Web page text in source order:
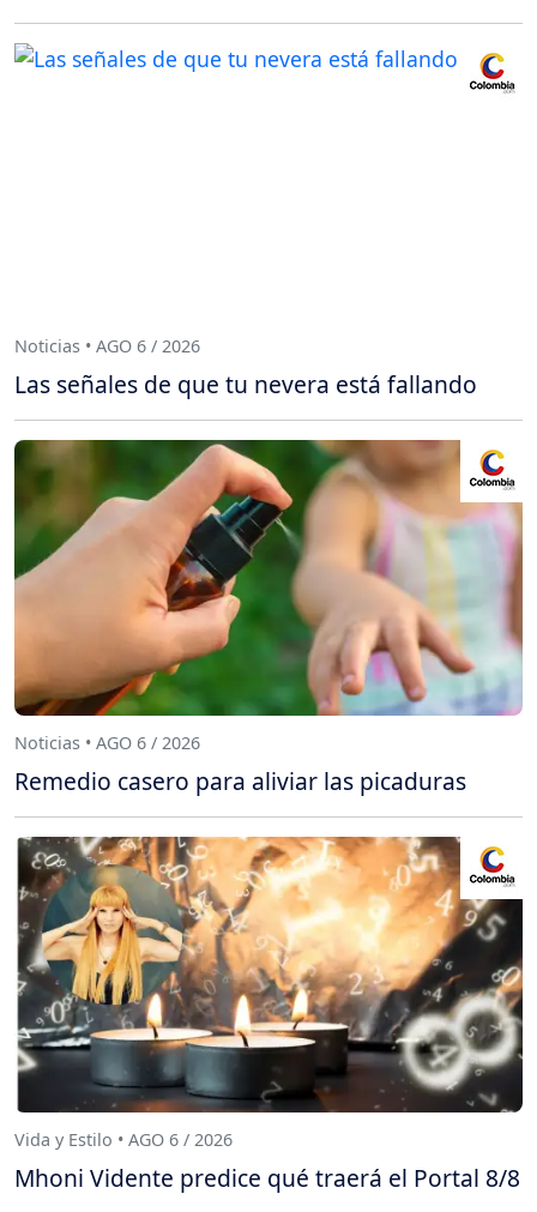
Noticias • AGO 6 / 2026
Las señales de que tu nevera está fallando
Noticias • AGO 6 / 2026
Remedio casero para aliviar las picaduras
Vida y Estilo • AGO 6 / 2026
Mhoni Vidente predice qué traerá el Portal 8/8